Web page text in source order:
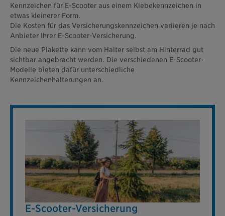
Kennzeichen für E-Scooter aus einem Klebekennzeichen in
etwas kleinerer Form.
Die Kosten für das Versicherungskennzeichen variieren je nach
Anbieter Ihrer E-Scooter-Versicherung.
Die neue Plakette kann vom Halter selbst am Hinterrad gut
sichtbar angebracht werden. Die verschiedenen E-Scooter-
Modelle bieten dafür unterschiedliche
Kennzeichenhalterungen an.
E-Scooter-Versicherung